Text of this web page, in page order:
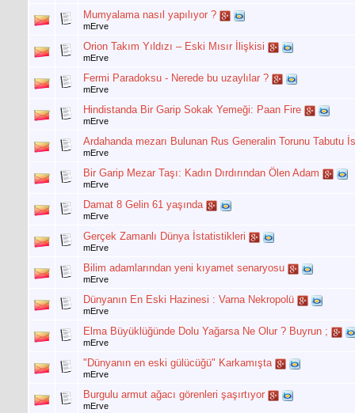
Mumyalama nasıl yapılıyor ?
mErve
Orion Takım Yıldızı – Eski Mısır İlişkisi
mErve
Fermi Paradoksu - Nerede bu uzaylılar ?
mErve
Hindistanda Bir Garip Sokak Yemeği: Paan Fire
mErve
Ardahanda mezarı Bulunan Rus Generalin Torunu Tabutu
mErve
Bir Garip Mezar Taşı: Kadın Dırdırından Ölen Adam
mErve
Damat 8 Gelin 61 yaşında
mErve
Gerçek Zamanlı Dünya İstatistikleri
mErve
Bilim adamlarından yeni kıyamet senaryosu
mErve
Dünyanın En Eski Hazinesi : Varna Nekropolü
mErve
Elma Büyüklüğünde Dolu Yağarsa Ne Olur ? Buyrun ;
mErve
"Dünyanın en eski gülücüğü" Karkamışta
mErve
Burgulu armut ağacı görenleri şaşırtıyor
mErve